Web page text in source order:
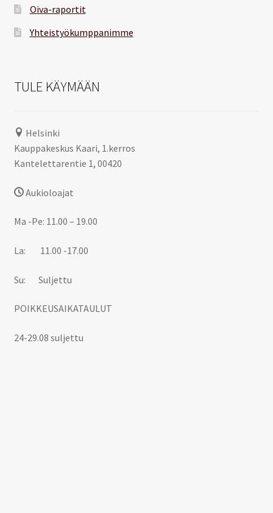
Oiva-raportit
Yhteistyökumppanimme
TULE KÄYMÄÄN
Helsinki
Kauppakeskus Kaari, 1.kerros
Kantelettarentie 1, 00420
Aukioloajat
Ma -Pe: 11.00 – 19.00
La: 11.00 -17.00
Su: Suljettu
POIKKEUSAIKATAULUT
24-29.08 suljettu